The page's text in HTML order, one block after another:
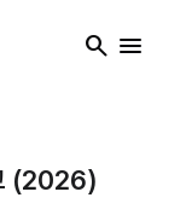
search menu
(2026)